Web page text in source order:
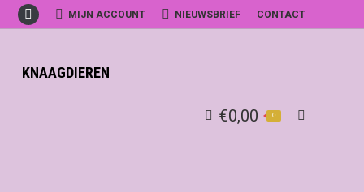
Facebook
MIJN ACCOUNT NIEUWSBRIEF CONTACT
KNAAGDIEREN
€0,00 0 Search: